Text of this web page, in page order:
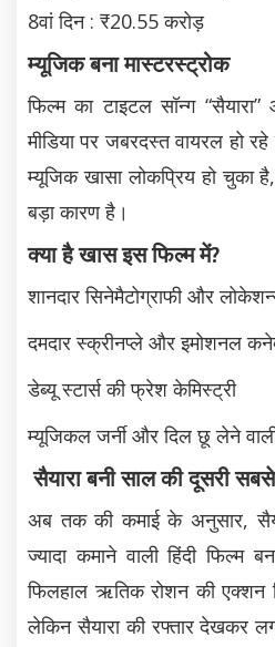
8वां दिन : ₹20.55 करोड़
म्यूजिक बना मास्टरस्ट्रोक
फिल्म का टाइटल सॉन्ग
मीडिया पर जबरदस्त वायरल हो
म्यूजिक खासा लोकप्रिय हो चुका
बड़ा कारण है।
क्या है खास इस फिल्म में?
शानदार सिनेमैटोग्राफी और
दमदार स्क्रीनप्ले और इमोशनल
डेब्यू स्टार्स की फ्रेश केमिस्ट्री
म्यूजिकल जर्नी और दिल छू लेने
सैयारा बनी साल की दूसरी
अब तक की कमाई के अनुसार,
ज्यादा कमाने वाली हिंदी
फिलहाल ऋतिक रोशन की
लेकिन सैयारा की रफ्तार देखकर